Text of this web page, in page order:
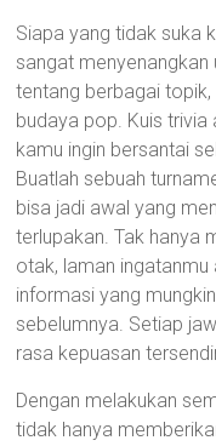
Siapa yang tidak suka
sangat menyenangkan
tentang berbagai topik,
budaya pop. Kuis trivia
kamu ingin bersantai
Buatlah sebuah
bisa jadi awal yang
terlupakan. Tak hanya
otak, laman
informasi yang
sebelumnya. Setiap
rasa kepuasan
Dengan melakukan
tidak hanya